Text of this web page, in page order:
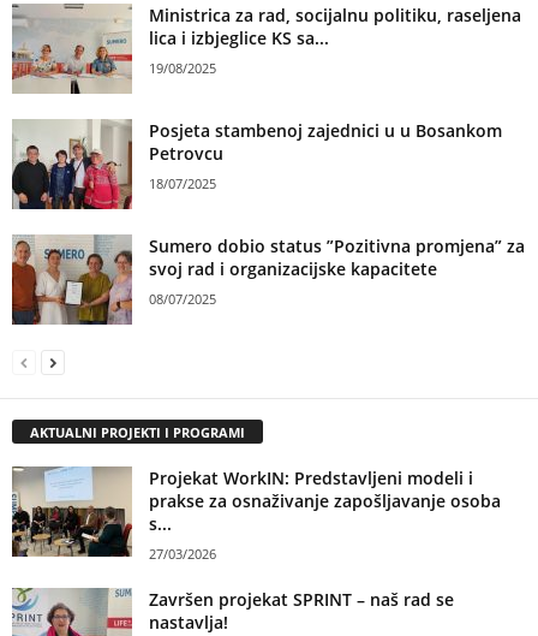
Ministrica za rad, socijalnu politiku, raseljena
lica i izbjeglice KS sa...
19/08/2025
Posjeta stambenoj zajednici u u Bosankom
Petrovcu
18/07/2025
Sumero dobio status ”Pozitivna promjena” za
svoj rad i organizacijske kapacitete
08/07/2025
AKTUALNI PROJEKTI I PROGRAMI
Projekat WorkIN: Predstavljeni modeli i
prakse za osnaživanje zapošljavanje osoba
s...
27/03/2026
Završen projekat SPRINT – naš rad se
nastavlja!